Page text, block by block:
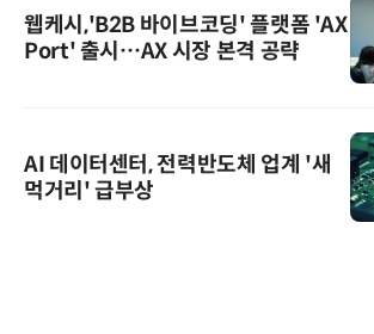
웹케시,'B2B 바이브코딩' 플랫폼 'AX
Port' 출시…AX 시장 본격 공략
AI 데이터센터, 전력반도체 업계 '새
먹거리' 급부상